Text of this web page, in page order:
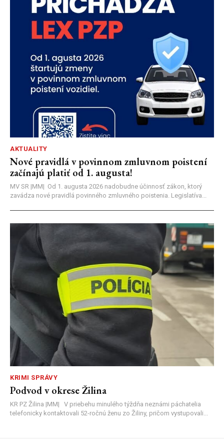
AKTUALITY
Nové pravidlá v povinnom zmluvnom poistení
začínajú platiť od 1. augusta!
MV SR |MM| Od 1. augusta 2026 nadobudne účinnosť zákon, ktorý
zavádza nové pravidlá povinného zmluvného poistenia. Legislatíva...
KRIMI SPRÁVY
Podvod v okrese Žilina
KR PZ Žilina |MM| V priebehu minulého týždňa neznámi páchatelia
telefonicky kontaktovali 52-ročnú ženu zo Žiliny, pričom vystupovali...